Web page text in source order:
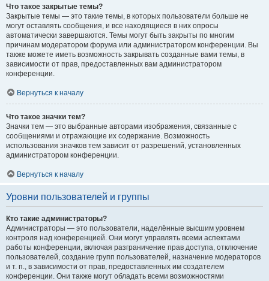
Что такое закрытые темы?
Закрытые темы — это такие темы, в которых пользователи больше не
могут оставлять сообщения, и все находящиеся в них опросы
автоматически завершаются. Темы могут быть закрыты по многим
причинам модератором форума или администратором конференции. Вы
также можете иметь возможность закрывать созданные вами темы, в
зависимости от прав, предоставленных вам администратором
конференции.
Вернуться к началу
Что такое значки тем?
Значки тем — это выбранные авторами изображения, связанные с
сообщениями и отражающие их содержание. Возможность
использования значков тем зависит от разрешений, установленных
администратором конференции.
Вернуться к началу
Уровни пользователей и группы
Кто такие администраторы?
Администраторы — это пользователи, наделённые высшим уровнем
контроля над конференцией. Они могут управлять всеми аспектами
работы конференции, включая разграничение прав доступа, отключение
пользователей, создание групп пользователей, назначение модераторов
и т. п., в зависимости от прав, предоставленных им создателем
конференции. Они также могут обладать всеми возможностями